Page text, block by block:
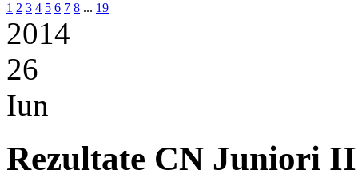
1 2 3 4 5 6 7 8 ... 19
2014
26
Iun
Rezultate CN Juniori